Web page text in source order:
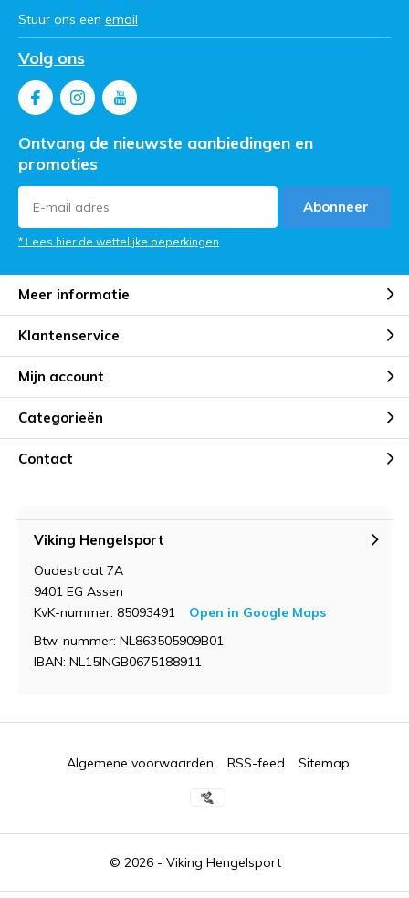
Stuur ons een email
Volg ons
Ontvang de nieuwste aanbiedingen en
promoties
Abonneer
* Lees hier de wettelijke beperkingen
Meer informatie
Klantenservice
Mijn account
Categorieën
Contact
Viking Hengelsport
Oudestraat 7A
9401 EG Assen
KvK-nummer: 85093491
Open in Google Maps
Btw-nummer: NL863505909B01
IBAN: NL15INGB0675188911
© 2026 - Viking Hengelsport
Algemene voorwaarden RSS-feed Sitemap